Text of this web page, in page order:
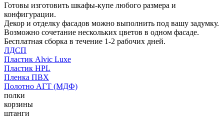
Готовы изготовить шкафы-купе любого размера и
конфигурации.
Декор и отделку фасадов можно выполнить под вашу задумку.
Возможно сочетание нескольких цветов в одном фасаде.
Бесплатная сборка в течение 1-2 рабочих дней.
ЛДСП
Пластик Alvic Luxe
Пластик HPL
Пленка ПВХ
Полотно АГТ (МДФ)
полки
корзины
штанги